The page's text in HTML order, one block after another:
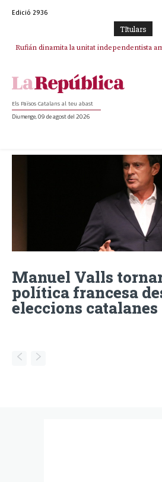
Edició 2936
TItulars
Rufián dinamita la unitat independentista
Els Països Catalans al teu abast
Diumenge, 09 de agost del 2026
Manuel Valls
política francesa
eleccions catalanes